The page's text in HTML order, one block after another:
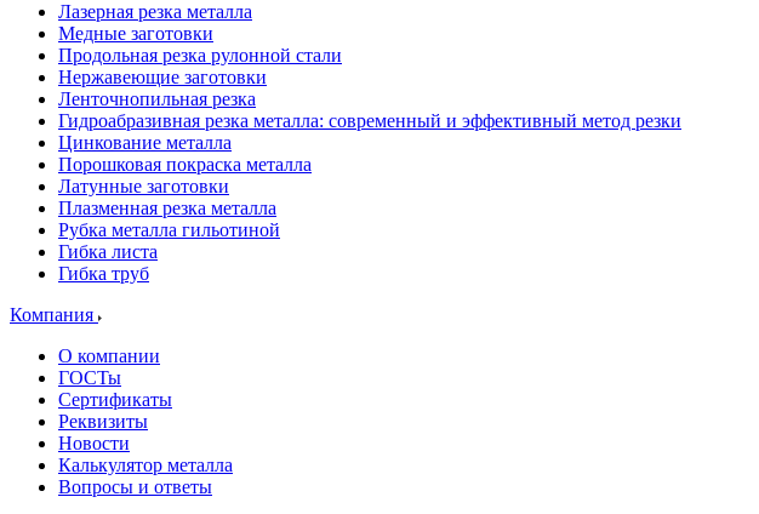
Лазерная резка металла
Медные заготовки
Продольная резка рулонной стали
Нержавеющие заготовки
Ленточнопильная резка
Гидроабразивная резка металла: современный и эффективный метод резки
Цинкование металла
Порошковая покраска металла
Латунные заготовки
Плазменная резка металла
Рубка металла гильотиной
Гибка листа
Гибка труб
Компания
О компании
ГОСТы
Сертификаты
Реквизиты
Новости
Калькулятор металла
Вопросы и ответы